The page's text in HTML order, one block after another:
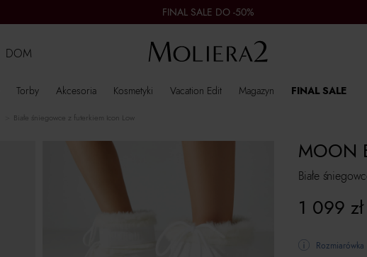
FINAL SALE DO -50%
Torby Akcesoria Kosmetyki Vacation Edit Magazyn FINAL SALE
DOM
Białe śniegowce z futerkiem Icon Low
Białe
MOON
1 099 zł